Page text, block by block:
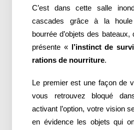
C’est dans cette salle
cascades grâce à la
bourrée d’objets des bateaux,
présente « l’instinct de
rations de nourriture.
Le premier est une façon de
vous retrouvez bloqué
activant l’option, votre vision
en évidence les objets qui